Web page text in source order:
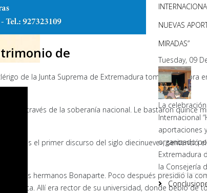
de la Junta Suprema de Extremadura tomó la palabra
a través de la soberanía nacional. Le bastaron quince
«Es el primer discurso del siglo diecinueve», sentenció
los hermanos Bonaparte. Poco después presidió la
Allí era rector de su universidad, donde bebió de
de
NUEVAS
MIRADAS”
Tuesday, 09
La
Internacional
aportaciones
organizado
Extremadura
la Consejería